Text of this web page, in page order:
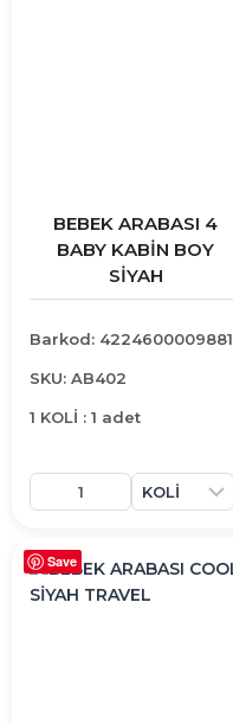
BEBEK ARABASI 4
BABY KABİN BOY
SİYAH
Barkod: 4224600009881
SKU: AB402
1 KOLİ : 1 adet
Save